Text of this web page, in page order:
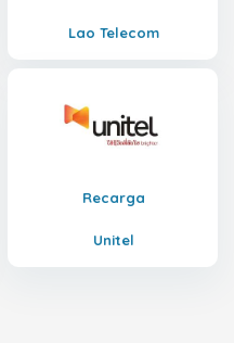
Lao Telecom
Recarga
Unitel